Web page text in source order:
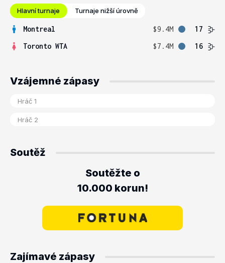
Hlavní turnaje Turnaje nižší úrovně
Montreal $9.4M
17
Toronto WTA
$7.4M 16
Vzájemné zápasy
Soutěž
Soutěžte o
10.000 korun!
Zajímavé zápasy